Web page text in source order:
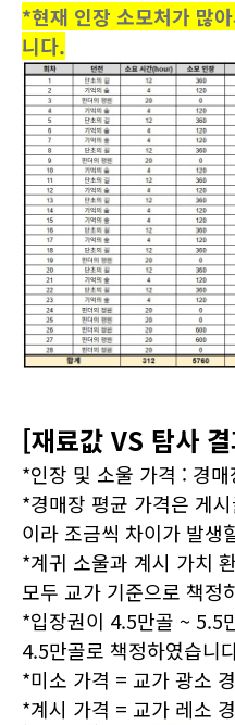
*현재 인장 소모처가 많
니다.
[재료값 VS 탐사
*인장 및 소울 가격 : 경
*경매장 평균 가격은 게
이라 조금씩 차이가 발생
*계귀 소울과 계시 가치
모두 교가 기준으로 책정
*입장권이 4.5만골 ~ 5.5
4.5만골로 책정하였습니
*미소 가격 = 교가 광소
*계시 가격 = 교가 레소